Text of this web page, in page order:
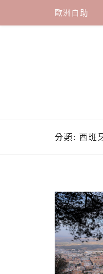
content
歐洲自助
分類: 西班